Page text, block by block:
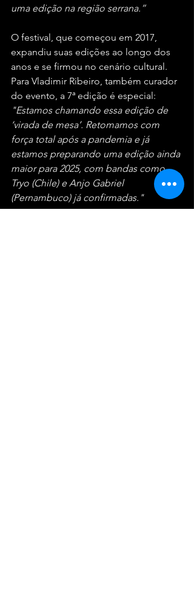
uma edição na região serrana.”
O festival, que começou em 2017,
expandiu suas edições ao longo dos
anos e se firmou no cenário cultural.
Para Vladimir Ribeiro, também curador
do evento, a 7ª edição é especial:
"Estamos chamando essa edição de
‘virada de mesa’. Retomamos com
força total após a pandemia e já
estamos preparando uma edição ainda
maior para 2025, com bandas como
Tryo (Chile) e Anjo Gabriel
(Pernambuco) já confirmadas."